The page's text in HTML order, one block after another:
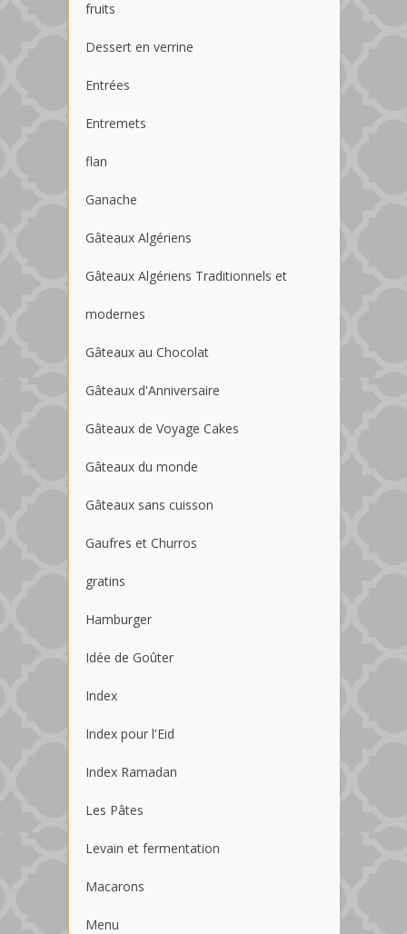
fruits
Dessert en verrine
Entrées
Entremets
flan
Ganache
Gâteaux Algériens
Gâteaux Algériens Traditionnels et
modernes
Gâteaux au Chocolat
Gâteaux d'Anniversaire
Gâteaux de Voyage Cakes
Gâteaux du monde
Gâteaux sans cuisson
Gaufres et Churros
gratins
Hamburger
Idée de Goûter
Index
Index pour l'Eid
Index Ramadan
Les Pâtes
Levain et fermentation
Macarons
Menu